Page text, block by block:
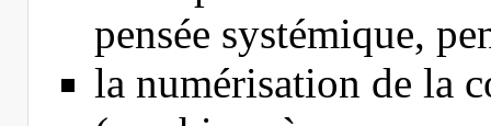
pensée systémique,
la numérisation de la